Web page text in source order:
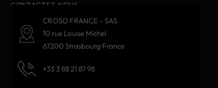
CONTACTEZ-NOUS
CROSO FRANCE – SAS
10 rue Louise Michel
67200 Strasbourg France
+33 3 88 21 87 98